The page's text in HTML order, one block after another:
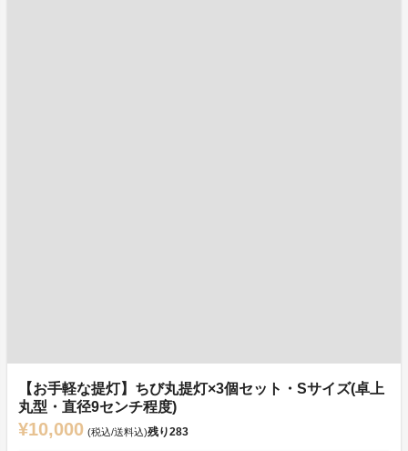
【お手軽な提灯】ちび丸提灯×3個セット・Sサイズ(卓上
丸型・直径9センチ程度)
¥10,000 (税込/送料込)残り283